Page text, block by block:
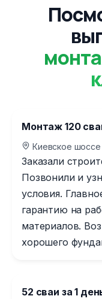
Монтаж 120
Киевское шоссе
Заказали
Позвонили и
условия.
гарантию на
материалов.
хорошего
52 сваи за 1